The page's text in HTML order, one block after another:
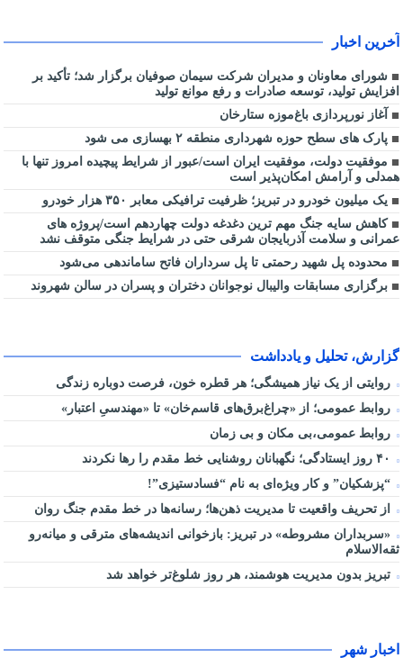
آخرین اخبار
شورای معاونان و مدیران شرکت سیمان صوفیان برگزار شد؛ تأکید بر
افزایش تولید، توسعه صادرات و رفع موانع تولید
آغاز نورپردازی باغ‌موزه ستارخان
پارک های سطح حوزه شهرداری منطقه ۲ بهسازی می شود
موفقیت دولت، موفقیت ایران است/عبور از شرایط پیچیده امروز تنها با
همدلی و آرامش امکان‌پذیر است
یک میلیون خودرو در تبریز؛ ظرفیت ترافیکی معابر ۳۵۰ هزار خودرو
کاهش سایه جنگ مهم ‌ترین دغدغه دولت چهاردهم است/پروژه ‌های
عمرانی و سلامت آذربایجان شرقی حتی در شرایط جنگی متوقف نشد
محدوده پل شهید رحمتی تا پل سرداران فاتح ساماندهی می‌شود
برگزاری مسابقات والیبال نوجوانان دختران و پسران در سالن شهروند
گزارش، تحلیل و یادداشت
روایتی از یک نیاز همیشگی؛ هر قطره خون، فرصت دوباره زندگی
روابط عمومی؛ از «چراغ‌برق‌های قاسم‌خان» تا «مهندسیِ اعتبار»
روابط عمومی،بی مکان و بی زمان
“پزشکیان” و کار ویژه‌ای به نام “فسادستیزی”!
از تحریف واقعیت تا مدیریت ذهن‌ها؛ رسانه‌ها در خط مقدم جنگ روان
«سربداران مشروطه» در تبریز: بازخوانی اندیشه‌های مترقی و میانه‌رو
ثقه‌الاسلام
تبریز بدون مدیریت هوشمند، هر روز شلوغ‌تر خواهد شد
اخبار شهر